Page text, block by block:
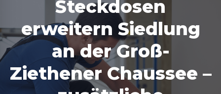
Steckdosen
erweitern Siedlung
an der Groß-
Ziethener Chaussee –